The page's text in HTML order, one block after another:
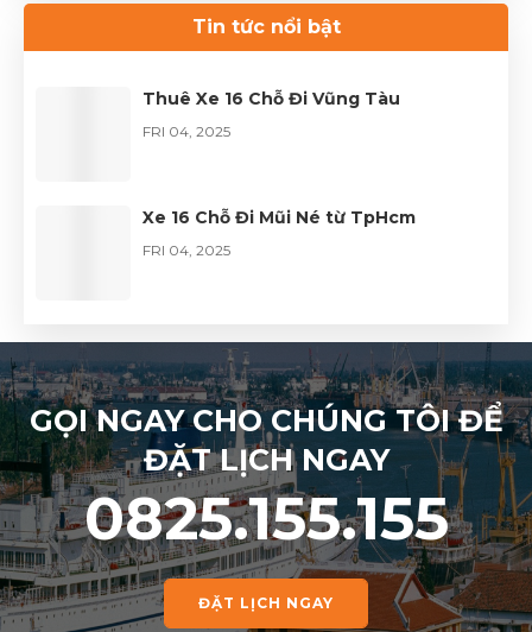
– Hành trình đầy trọn vẹn
FRI 04, 2026
Tin tức nổi bật
Thuê Xe 16 Chỗ Đi Vũng Tàu
FRI 04, 2025
Xe 16 Chỗ Đi Mũi Né từ TpHcm
FRI 04, 2025
GỌI NGAY CHO CHÚNG TÔI ĐỂ
ĐẶT LỊCH NGAY
0825.155.155
ĐẶT LỊCH NGAY